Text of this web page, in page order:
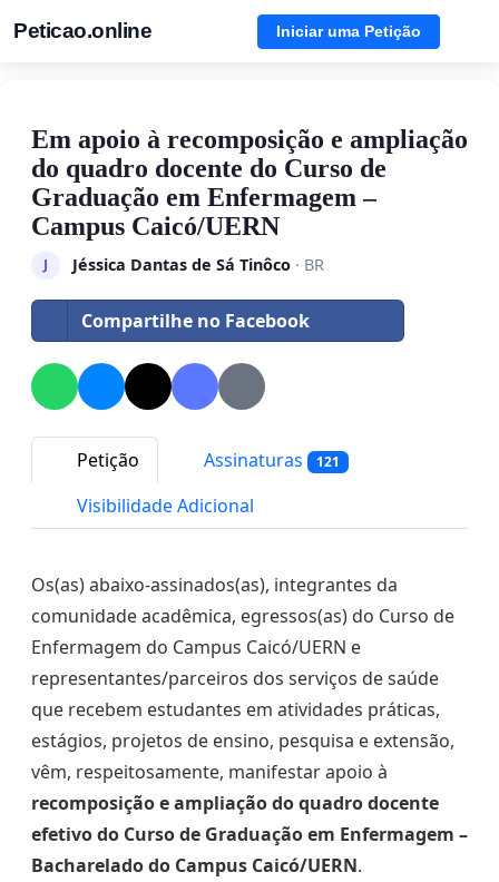
Peticao.online Iniciar uma Petição
Em apoio à recomposição e ampliação
do quadro docente do Curso de
Graduação em Enfermagem –
Campus Caicó/UERN
J Jéssica Dantas de Sá Tinôco· BR
Compartilhe no Facebook
Petição Assinaturas 121
Visibilidade Adicional
Os(as) abaixo-assinados(as), integrantes da
comunidade acadêmica, egressos(as) do Curso de
Enfermagem do Campus Caicó/UERN e
representantes/parceiros dos serviços de saúde
que recebem estudantes em atividades práticas,
estágios, projetos de ensino, pesquisa e extensão,
vêm, respeitosamente, manifestar apoio à
recomposição e ampliação do quadro docente
efetivo do Curso de Graduação em Enfermagem –
Bacharelado do Campus Caicó/UERN.